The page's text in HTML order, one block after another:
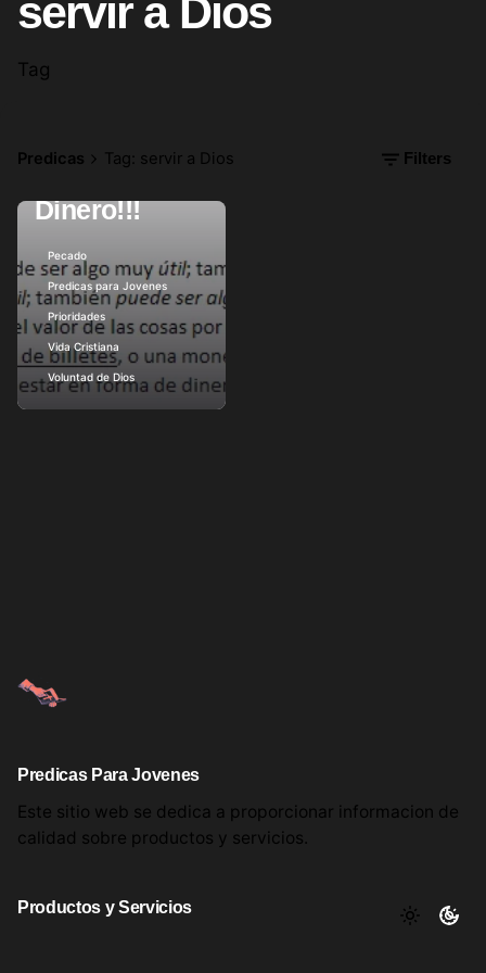
servir a Dios
Tag
Predicas Tag: servir a Dios Filters
enero 16, 2013
Cash, Billullo,
Dinero!!!
Pecado
Predicas para Jovenes
Prioridades
Vida Cristiana
Voluntad de Dios
Predicas Para Jovenes
Este sitio web se dedica a proporcionar informacion de
calidad sobre productos y servicios.
Productos y Servicios